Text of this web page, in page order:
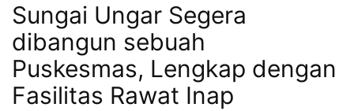
Sungai Ungar Segera
dibangun sebuah
Puskesmas, Lengkap dengan
Fasilitas Rawat Inap